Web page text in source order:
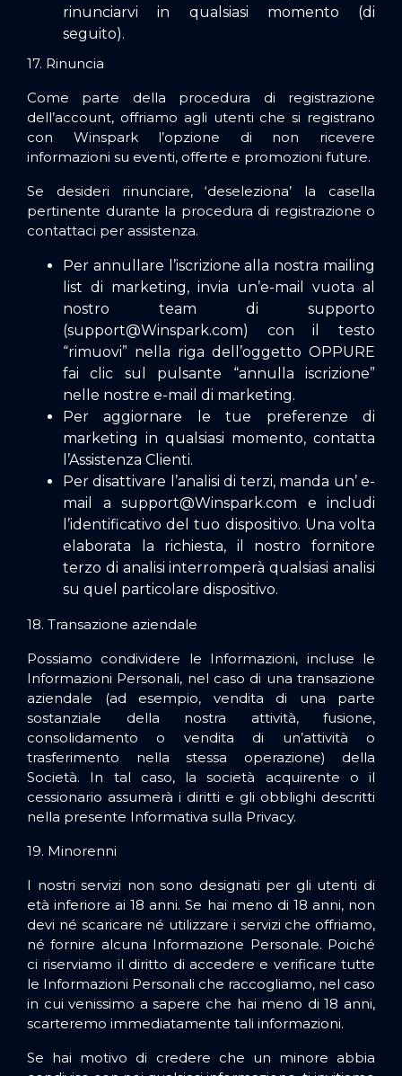
rinunciarvi in qualsiasi momento (di
seguito).
17. Rinuncia
Come parte della procedura di registrazione
dell’account, offriamo agli utenti che si registrano
con Winspark l’opzione di non ricevere
informazioni su eventi, offerte e promozioni future.
Se desideri rinunciare, ‘deseleziona’ la casella
pertinente durante la procedura di registrazione o
contattaci per assistenza.
Per annullare l’iscrizione alla nostra mailing
list di marketing, invia un’e-mail vuota al
nostro team di supporto
(support@Winspark.com) con il testo
“rimuovi” nella riga dell’oggetto OPPURE
fai clic sul pulsante “annulla iscrizione”
nelle nostre e-mail di marketing.
Per aggiornare le tue preferenze di
marketing in qualsiasi momento, contatta
l’Assistenza Clienti.
Per disattivare l’analisi di terzi, manda un’ e-
mail a support@Winspark.com e includi
l’identificativo del tuo dispositivo. Una volta
elaborata la richiesta, il nostro fornitore
terzo di analisi interromperà qualsiasi analisi
su quel particolare dispositivo.
18. Transazione aziendale
Possiamo condividere le Informazioni, incluse le
Informazioni Personali, nel caso di una transazione
aziendale (ad esempio, vendita di una parte
sostanziale della nostra attività, fusione,
consolidamento o vendita di un’attività o
trasferimento nella stessa operazione) della
Società. In tal caso, la società acquirente o il
cessionario assumerà i diritti e gli obblighi descritti
nella presente Informativa sulla Privacy.
19. Minorenni
I nostri servizi non sono designati per gli utenti di
età inferiore ai 18 anni. Se hai meno di 18 anni, non
devi né scaricare né utilizzare i servizi che offriamo,
né fornire alcuna Informazione Personale. Poiché
ci riserviamo il diritto di accedere e verificare tutte
le Informazioni Personali che raccogliamo, nel caso
in cui venissimo a sapere che hai meno di 18 anni,
scarteremo immediatamente tali informazioni.
Se hai motivo di credere che un minore abbia